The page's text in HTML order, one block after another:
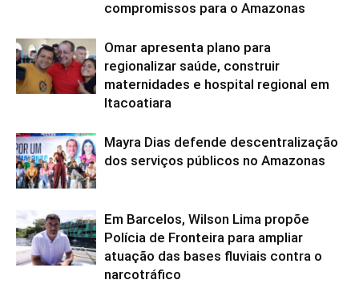
compromissos para o Amazonas
Omar apresenta plano para
regionalizar saúde, construir
maternidades e hospital regional em
Itacoatiara
Mayra Dias defende descentralização
dos serviços públicos no Amazonas
Em Barcelos, Wilson Lima propõe
Polícia de Fronteira para ampliar
atuação das bases fluviais contra o
narcotráfico